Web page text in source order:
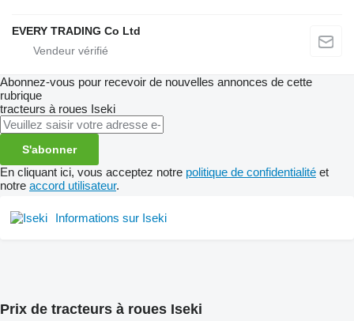
EVERY TRADING Co Ltd
Abonnez-vous pour recevoir de nouvelles annonces de cette
rubrique
tracteurs à roues Iseki
S'abonner
En cliquant ici, vous acceptez notre politique de confidentialité et
notre accord utilisateur.
Informations sur Iseki
Prix de tracteurs à roues Iseki